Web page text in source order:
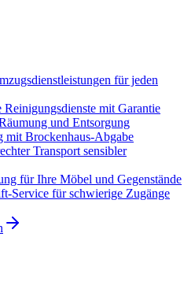
für jeden
Reinigungsdienste mit Garantie
und Entsorgung
mit Brockenhaus-Abgabe
Transport sensibler
für Ihre Möbel und Gegenstände
Service für schwierige Zugänge